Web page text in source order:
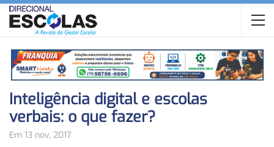
Inteligência digital e escolas
verbais: o que fazer?
Em 13 nov, 2017